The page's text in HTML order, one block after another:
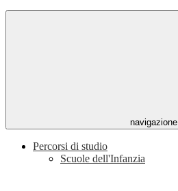
navigazione
Percorsi di studio
Scuole dell'Infanzia